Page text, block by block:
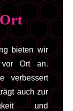
bieten wir
vor Ort an.
verbessert
auch zur
und